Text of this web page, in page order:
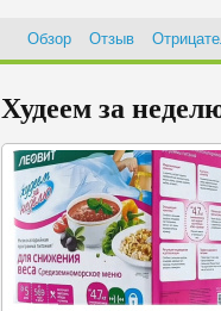
Обзор Отзыв
Худеем за